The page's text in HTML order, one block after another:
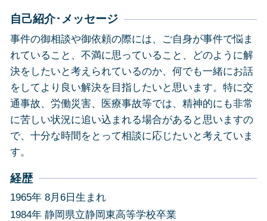
自己紹介･メッセージ
事件の御相談や御依頼の際には、ご自身が事件で悩ま
れていること、不満に思っていること、どのように解
決をしたいと考えられているのか、何でも一緒にお話
をしてより良い解決を目指したいと思います。特に交
通事故、労働災害、医療事故等では、精神的にも非常
に苦しい状況に追い込まれる場合があると思いますの
で、十分な時間をとって相談に応じたいと考えていま
す。
経歴
1965年 8月6日生まれ
1984年 静岡県立静岡東高等学校卒業